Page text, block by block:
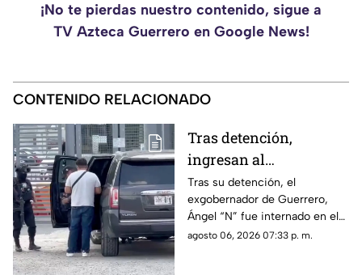
¡No te pierdas nuestro contenido, sigue a
TV Azteca Guerrero en Google News!
CONTENIDO RELACIONADO
Tras detención,
ingresan al
exgobernador Ángel
"N" al penal del
Altiplano
Tras su detención, el
exgobernador de Guerrero,
Ángel “N” fue internado en el
penal del Altiplano; esto es lo
agosto 06, 2026 07:33 p. m.